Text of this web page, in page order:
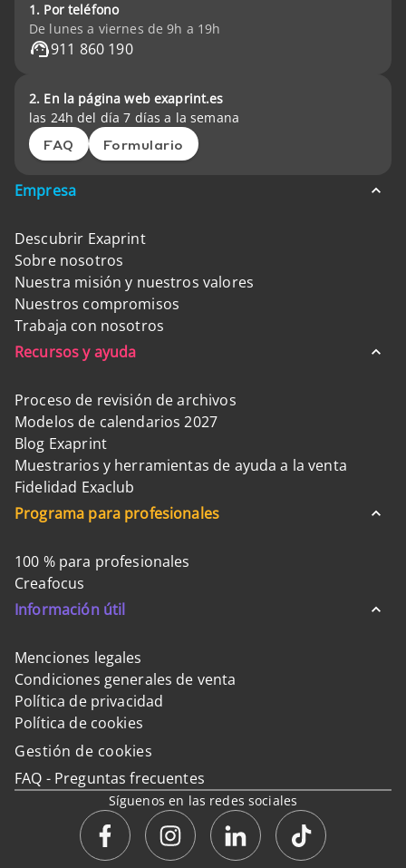
1. Por teléfono
De lunes a viernes de 9h a 19h
911 860 190
2. En la página web exaprint.es
las 24h del día 7 días a la semana
FAQ Formulario
Empresa
Descubrir Exaprint
Sobre nosotros
Nuestra misión y nuestros valores
Nuestros compromisos
Trabaja con nosotros
Recursos y ayuda
Proceso de revisión de archivos
Modelos de calendarios 2027
Blog Exaprint
Muestrarios y herramientas de ayuda a la venta
Fidelidad Exaclub
Programa para profesionales
100 % para profesionales
Creafocus
Información útil
Menciones legales
Condiciones generales de venta
Política de privacidad
Política de cookies
Gestión de cookies
FAQ - Preguntas frecuentes
Síguenos en las redes sociales